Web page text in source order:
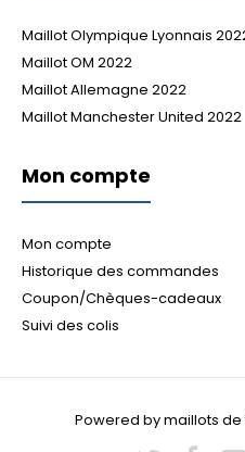
Maillot Olympique Lyonnais
Maillot OM 2022
Maillot Allemagne 2022
Maillot Manchester United 2022
Mon compte
Mon compte
Historique des commandes
Coupon/Chèques-cadeaux
Suivi des colis
Powered by maillots